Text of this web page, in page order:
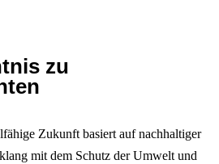
zu
Zukunft basiert auf nachhaltiger
mit dem Schutz der Umwelt und